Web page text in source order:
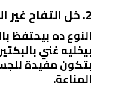
2. خل التفاح غير المصفى
النوع ده بيحتفظ
بيخليه غني
بتكون مفيدة
المناعة.